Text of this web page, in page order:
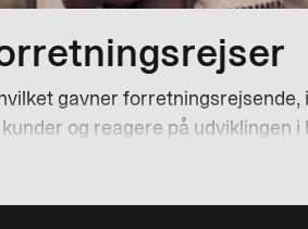
gavner forretningsrejsende,
og reagere på udviklingen i